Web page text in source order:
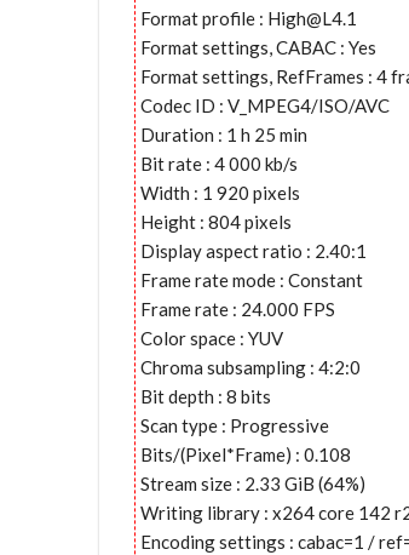
Format profile : High@L4.1
Format settings, CABAC : Yes
Format settings, RefFrames : 4
Codec ID : V_MPEG4/ISO/AVC
Duration : 1 h 25 min
Bit rate : 4 000 kb/s
Width : 1 920 pixels
Height : 804 pixels
Display aspect ratio : 2.40:1
Frame rate mode : Constant
Frame rate : 24.000 FPS
Color space : YUV
Chroma subsampling : 4:2:0
Bit depth : 8 bits
Scan type : Progressive
Bits/(Pixel*Frame) : 0.108
Stream size : 2.33 GiB (64%)
Writing library : x264 core 142
Encoding settings : cabac=1 /